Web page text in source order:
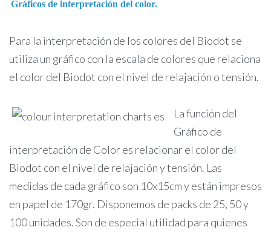
Gráficos de interpretación del color.
Para la interpretación de los colores del Biodot se
utiliza un gráfico con la escala de colores que relaciona
el color del Biodot con el nivel de relajación o tensión.
La función del
Gráfico de
interpretación de Color es relacionar el color del
Biodot con el nivel de relajación y tensión. Las
medidas de cada gráfico son 10x15cm y están impresos
en papel de 170gr. Disponemos de packs de 25, 50 y
100 unidades. Son de especial utilidad para quienes